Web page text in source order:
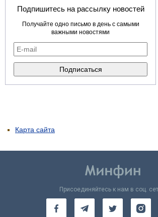
Подпишитесь на рассылку новостей
Получайте одно письмо в день с самыми
важными новостями
Карта сайта
Присоединяйтесь к нам в соц.